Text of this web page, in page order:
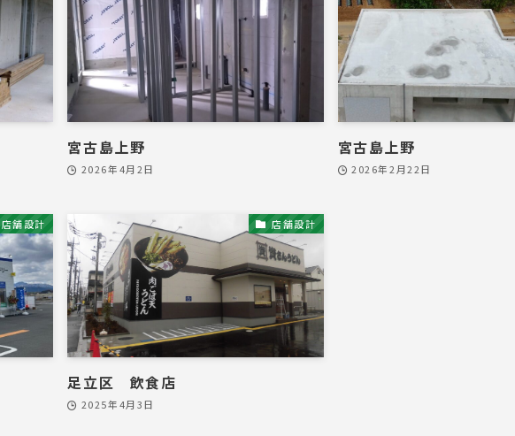
宮古島上野
2026年4月2日
宮古島上野
2026年2月22日
店舗設計 店舗設計
足立区 飲食店
2025年4月3日